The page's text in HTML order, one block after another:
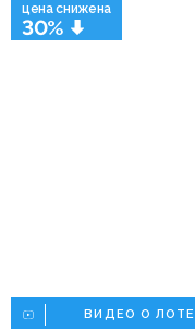
цена снижена
30%
ВИДЕО О ЛОТЕ